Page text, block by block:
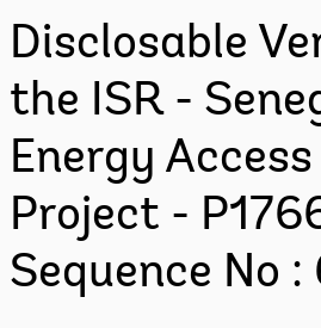
Disclosable
the ISR -
Energy
Project -
Sequence No :